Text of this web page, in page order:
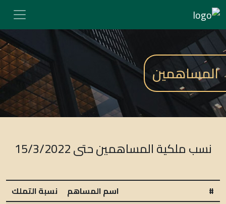
المساهمين
نسب ملكية المساهمين حتى 15/3/2022
# اسم المساهم
نسبة التملك